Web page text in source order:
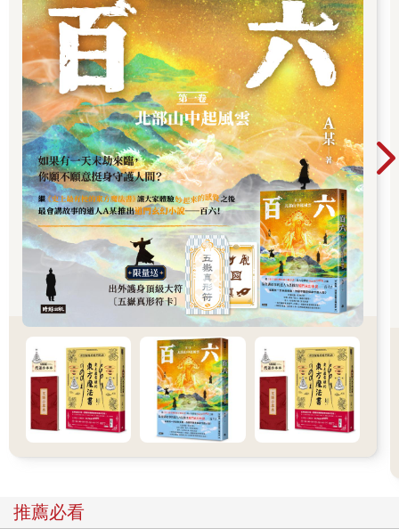
吧？」
「對，沒錯，是我姪女。」
「那你姪女有後代嗎？」我接著問。
「沒有，我姪女離婚後回家，沒多久就自殺了。」
「啊？自……自殺？」
「對，王老師，我姪女離婚後回娘家，沒多久精神狀況就開始不
穩定，然後某一天就在住處的頂樓跳樓身亡。我大嫂真的很難
過，早年喪夫，晚年喪子，我真的很可憐我這位大嫂，她這一生
真的很坎坷，唉。」蔡先生傷心地搖搖頭敘述著。
聽蔡先生這樣說，我心裡在思考：離婚後命運就歸娘家，又是自
殺的，沒有再嫁也無後代而往生，在某種程度上也算是倒房。那
麼，這個家裡有一位意外死亡，一位是自殺死亡，而且還是父
女，這件事真的是不單純。
因此，時間軸上面的事件我必須要再更新第三次了。更新如下：
家中拜神主牌→蔡大哥車禍身亡→家運及事業不好→第一次雕刻
金身→金身放水流→再第二次雕刻金身→父親中風、母親發現腦
瘤及胃長不好的東西、生意一落千丈→燒掉第二次雕刻的金身→
父親往生→母親往生→蔡大哥女兒離婚後跳樓自殺
「好，你姪女的情況我清楚了，最後就是你爸爸的第一任外籍太
太，叫安娜的這一位，她有後代嗎？」我接著問蔡先生。
蔡先生對我說：「我這位大媽也是自殺，是上吊自殺。」
「蛤！也是自……殺，上吊自殺？是發生什麼事嗎？不然怎麼會
這個時候，蔡先生才落寞地一一敘述他這位大媽過去所發生的
事，是他從母親那邊聽來的……
推薦必看